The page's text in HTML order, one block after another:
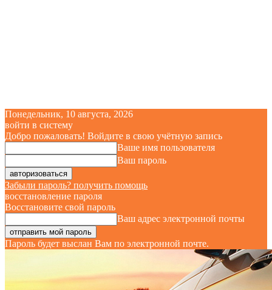
Понедельник, 10 августа, 2026
войти в систему
Добро пожаловать! Войдите в свою учётную запись
Ваше имя пользователя
Ваш пароль
Забыли пароль? получить помощь
восстановление пароля
Восстановите свой пароль
Ваш адрес электронной почты
Пароль будет выслан Вам по электронной почте.